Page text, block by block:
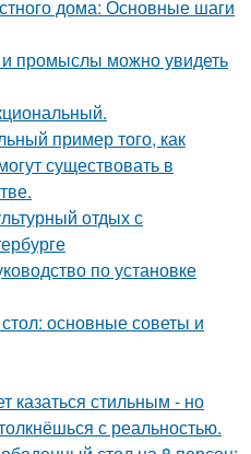
дома: Основные шаги
промыслы можно увидеть
пример того, как
существовать в
отдых с
по установке
основные советы и
казаться стильным - но
с реальностью.